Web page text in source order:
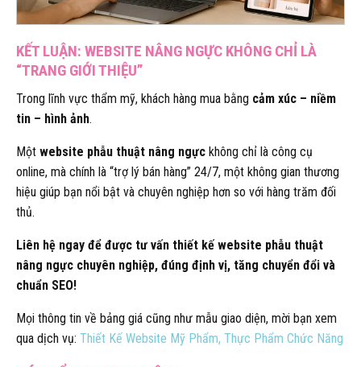
KẾT LUẬN: WEBSITE NÂNG NGỰC KHÔNG CHỈ LÀ
“TRANG GIỚI THIỆU”
Trong lĩnh vực thẩm mỹ, khách hàng mua bằng cảm xúc – niềm
tin – hình ảnh.
Một website phẫu thuật nâng ngực không chỉ là công cụ
online, mà chính là “trợ lý bán hàng” 24/7, một không gian thương
hiệu giúp bạn nổi bật và chuyên nghiệp hơn so với hàng trăm đối
thủ.
Liên hệ ngay để được tư vấn thiết kế website phẫu thuật
nâng ngực chuyên nghiệp, đúng định vị, tăng chuyển đổi và
chuẩn SEO!
Mọi thông tin về bảng giá cũng như mẫu giao diện, mời bạn xem
qua dịch vụ: Thiết Kế Website Mỹ Phẩm, Thực Phẩm Chức Năng